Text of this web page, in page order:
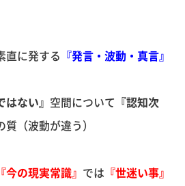
直に発する 『発言・波動・真言』
ない』 空間について 『認知次
（波動が違う）
『今の現実常識』 では 『世迷い事』